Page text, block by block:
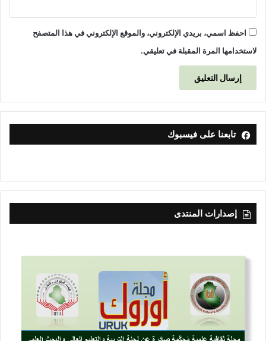
احفظ اسمي، بريدي الإلكتروني، والموقع الإلكتروني في هذا المتصفح
لاستخدامها المرة المقبلة في تعليقي.
تابعنا على فيسبوك
إصدارات المنتدى